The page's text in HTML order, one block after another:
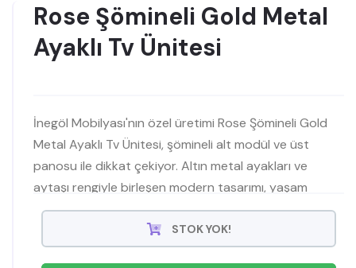
Rose Şömineli Gold Metal
Ayaklı Tv Ünitesi
İnegöl Mobilyası'nın özel üretimi Rose Şömineli Gold
Metal Ayaklı Tv Ünitesi, şömineli alt modül ve üst
panosu ile dikkat çekiyor. Altın metal ayakları ve
aytaşı rengiyle birleşen modern tasarımı, yaşam
alanınıza zarafet katıyor. Hemen satın alarak
televizyon köşenizi şıklıkla donatın!
STOK YOK!